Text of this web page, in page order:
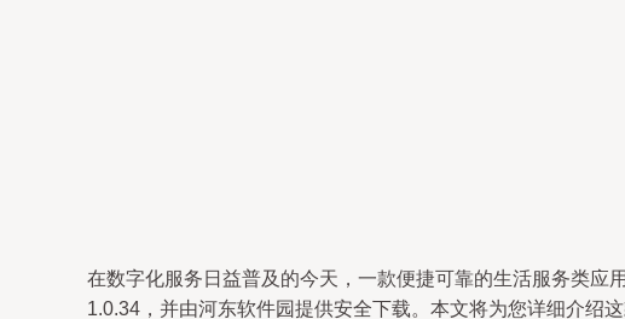
在数字化服务日益普及的今天，一款便捷可靠的生活服务类
1.0.34，并由河东软件园提供安全下载。本文将为您详细介绍